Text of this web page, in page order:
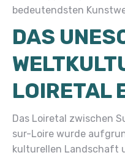
bedeutendsten
DAS
LOIRETAL
Das Loiretal zwischen
sur-Loire wurde
kulturellen Landschaft